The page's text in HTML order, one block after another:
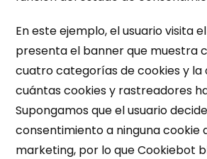
En este ejemplo, el usuario visita
presenta el banner que muestra
cuatro categorías de cookies y la
cuántas cookies y rastreadores
Supongamos que el usuario
consentimiento a ninguna cookie
marketing, por lo que Cookiebot